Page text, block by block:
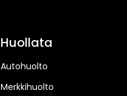
Huollata
Autohuolto
Merkkihuolto